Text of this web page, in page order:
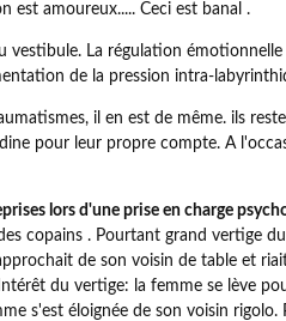
est amoureux..... Ceci est banal .
vestibule. La régulation
de la pression intra-
il en est de même. ils
pour leur propre compte. A
lors d'une prise en charge
copains . Pourtant grand vertige
de son voisin de table et
du vertige: la femme se lève
s'est éloignée de son voisin rigolo.